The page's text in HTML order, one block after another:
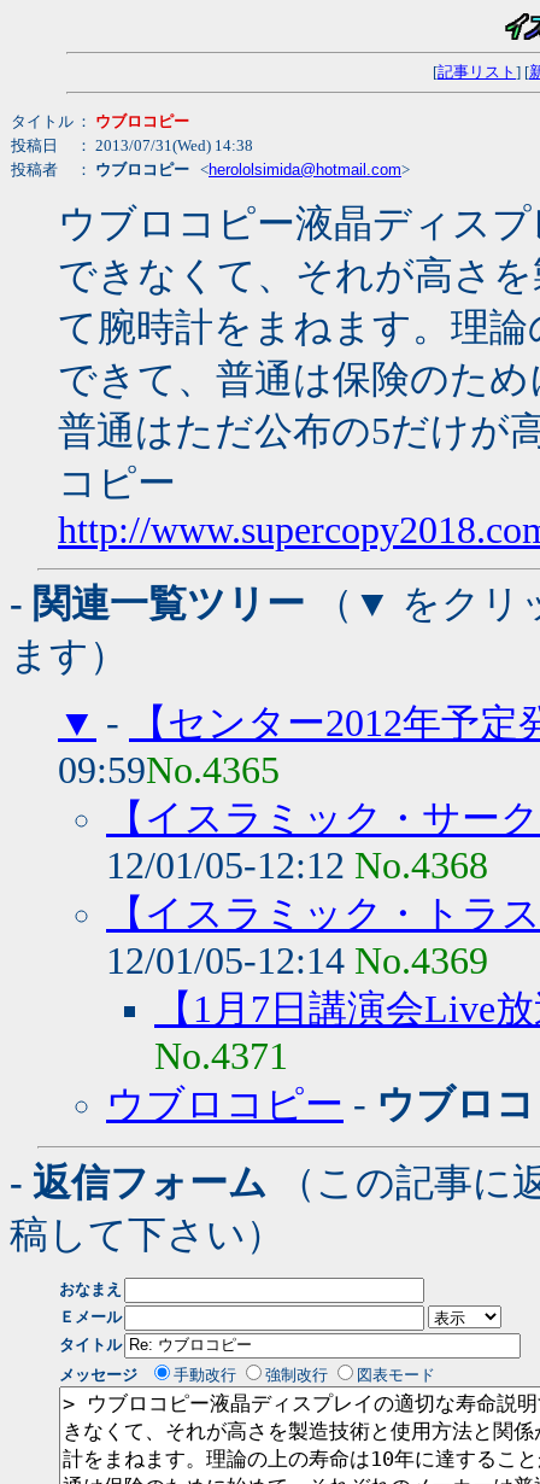
[記事リスト ] [
タイトル ： ウブロコピー
投稿日
： 2013/07/31(Wed) 14:38
投稿者
： ウブロコピー <herololsimida@hotmail.com>
ウブロコピー液晶ディス
できなくて、それが高さ
て腕時計をまねます。理
できて、普通は保険のた
普通はただ公布の5だけが
コピー
http://
- 関連一覧ツリー （▼ をクリ
ます）
▼ -
【センター2012年予定
09:59No.4365
【イスラミック・サー
12/01/05-12:12 No.4368
【イスラミック・トラ
12/01/05-12:14 No.4369
【1月7日講演会Live
No.4371
ウブロコピー - ウブロ
- 返信フォーム （この記事に
稿して下さい）
おなまえ
Ｅメール
タイトル
メッセージ
手動改行 強制改行 図表モード